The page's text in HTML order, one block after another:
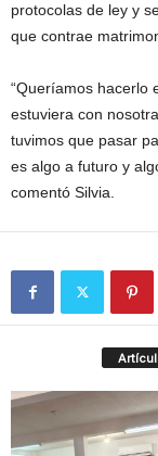
protocolas de ley y
que contrae
“Queríamos hacerlo
estuviera con
tuvimos que pasar
es algo a futuro y
comentó Silvia.